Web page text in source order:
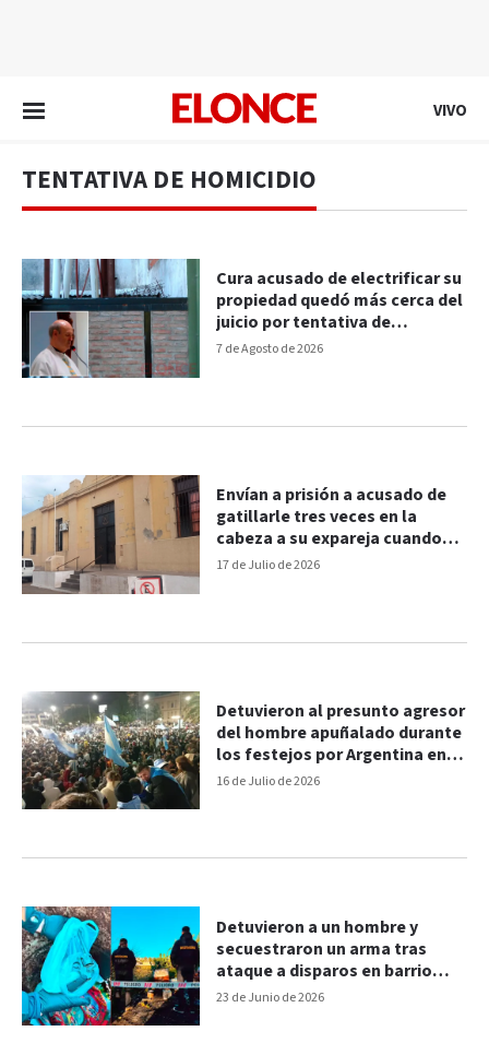
VIVO
TENTATIVA DE HOMICIDIO
7 de Agosto de 2026
Cura acusado de electrificar su
propiedad quedó más cerca del
juicio por tentativa de
homicidio
17 de Julio de 2026
Envían a prisión a acusado de
gatillarle tres veces en la
cabeza a su expareja cuando
cumplía domiciliaria
16 de Julio de 2026
Detuvieron al presunto agresor
del hombre apuñalado durante
los festejos por Argentina en
Paraná
23 de Junio de 2026
Detuvieron a un hombre y
secuestraron un arma tras
ataque a disparos en barrio
Capibá